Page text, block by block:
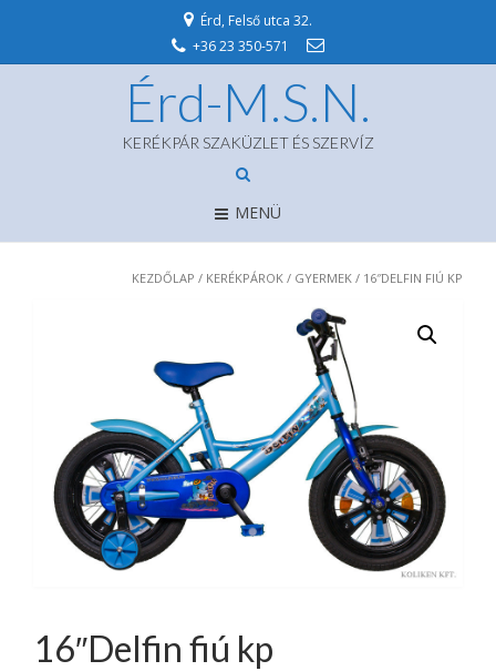
Érd, Felső utca 32.
+36 23 350-571
Érd-M.S.N.
KERÉKPÁR SZAKÜZLET ÉS SZERVÍZ
MENÜ
KEZDŐLAP / KERÉKPÁROK / GYERMEK / 16″DELFIN FIÚ KP
16″Delfin fiú kp